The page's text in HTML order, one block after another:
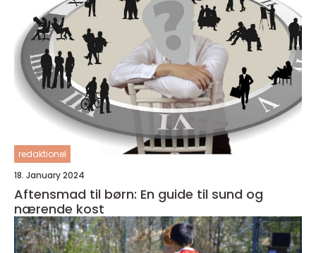
redaktionel
18. January 2024
Aftensmad til børn: En guide til sund og
nærende kost